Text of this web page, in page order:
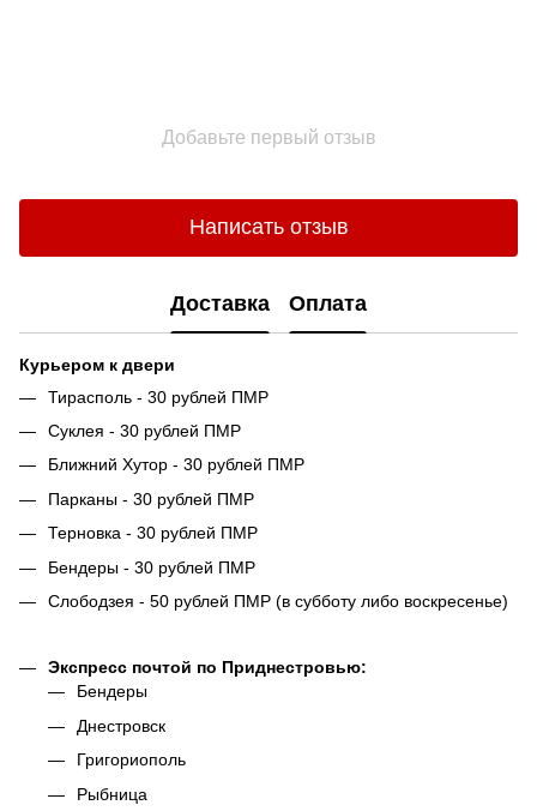
Добавьте первый отзыв
Написать отзыв
Доставка Оплата
Курьером к двери
Тирасполь - 30 рублей ПМР
Суклея - 30 рублей ПМР
Ближний Хутор - 30 рублей ПМР
Парканы - 30 рублей ПМР
Терновка - 30 рублей ПМР
Бендеры - 30 рублей ПМР
Слободзея - 50 рублей ПМР (в субботу либо воскресенье)
Экспресс почтой по Приднестровью:
Бендеры
Днестровск
Григориополь
Рыбница